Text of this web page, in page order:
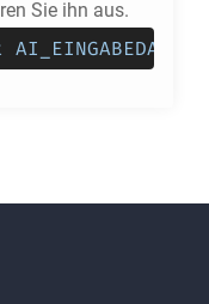
Sie ihn aus.